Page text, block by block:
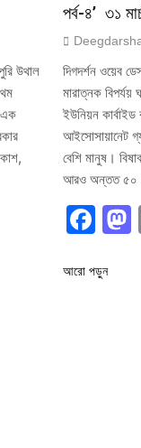
উথাল
এক
পর্ব-৪’ ৩১
দিগদর্শন ওয়েব
মারাত্নক
ইউনিয়ন
আইসোসায়ানেট
বেশি মানুষ।
আরও অন্তত ৫০
আরো পড়ুন